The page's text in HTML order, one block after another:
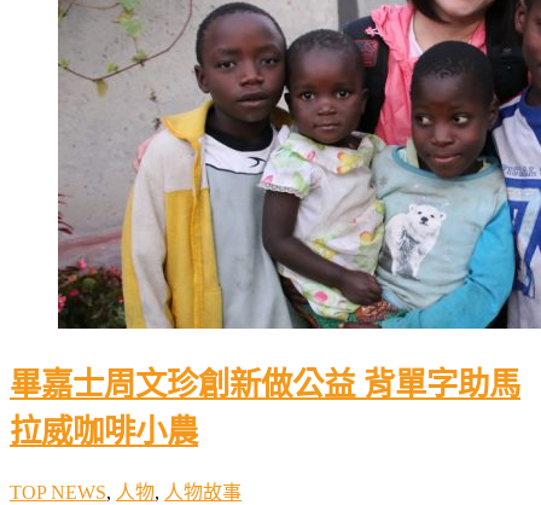
畢嘉士周文珍創新做公益 背單字助馬
拉威咖啡小農
TOP NEWS, 人物, 人物故事